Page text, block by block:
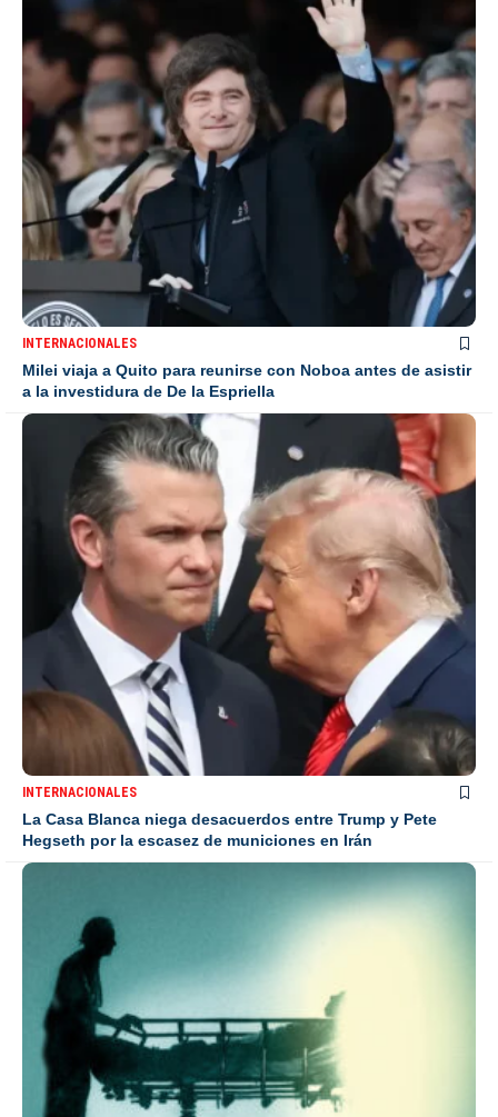
INTERNACIONALES
Milei viaja a Quito para reunirse con Noboa antes de asistir
a la investidura de De la Espriella
INTERNACIONALES
La Casa Blanca niega desacuerdos entre Trump y Pete
Hegseth por la escasez de municiones en Irán